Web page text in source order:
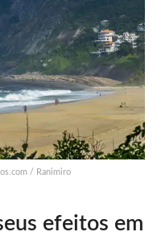
/ Ranimiro
efeitos em